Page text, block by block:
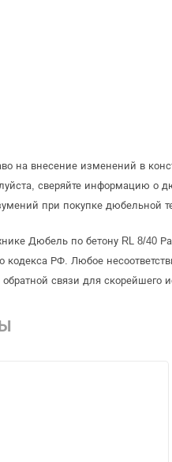
на внесение изменений в
сверяйте информацию
при покупке дюбельной
Дюбель по бетону RL 8/40
кодекса РФ. Любое
связи для скорейшего